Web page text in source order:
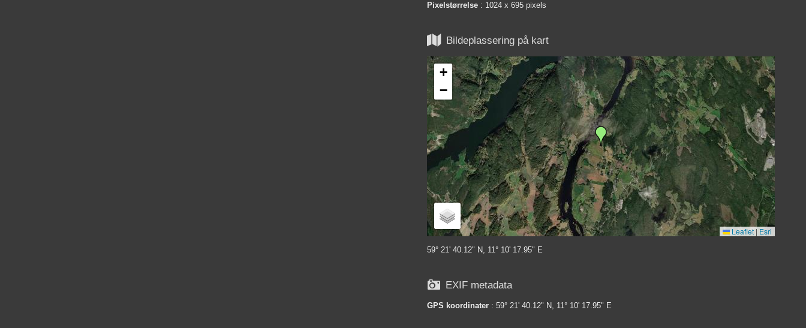
Pixelstørrelse : 1024 x 695 pixels
 Bildeplassering på kart
+
−
Leaflet | Esri
59° 21' 40.12" N, 11° 10' 17.95" E
 EXIF metadata
GPS koordinater : 59° 21' 40.12" N, 11° 10' 17.95" E